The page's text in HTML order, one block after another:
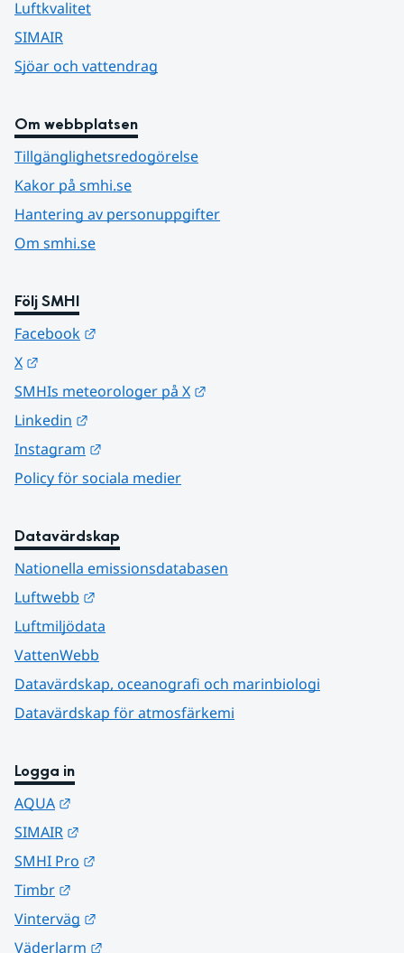
Luftkvalitet
SIMAIR
Sjöar och vattendrag
Om webbplatsen
Tillgänglighetsredogörelse
Kakor på smhi.se
Hantering av personuppgifter
Om smhi.se
Följ SMHI
Facebook
X
SMHIs meteorologer på X
Linkedin
Instagram
Policy för sociala medier
Datavärdskap
Nationella emissionsdatabasen
Luftwebb
Luftmiljödata
VattenWebb
Datavärdskap, oceanografi och marinbiologi
Datavärdskap för atmosfärkemi
Logga in
AQUA
SIMAIR
SMHI Pro
Timbr
Vinterväg
Väderlarm